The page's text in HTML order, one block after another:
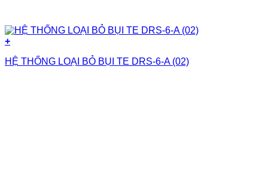
+
HỆ THỐNG LOẠI BỎ BỤI TE DRS-6-A (02)